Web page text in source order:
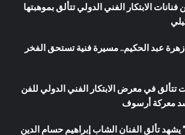
الابتكار الفني الدولي تتألق بموهبتها
زهرة عبد الحكيم.. مسيرة فنية تستحق الفخر
تتألق في معرض الابتكار الفني الدولي للفن
معركة أرسوف
تألق الفنان الشاب إبراهيم حسام الدين